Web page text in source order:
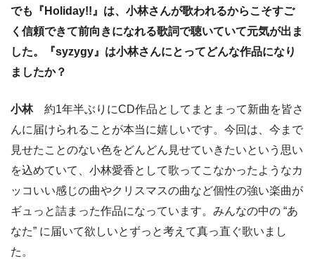
でも『Holiday!!』は、小林さんが歌われるからこそすご
く信頼できて前向きになれる歌詞で聴いていて元気が出ま
した。『syzygy』は小林さんにとってどんな作品になり
ましたか？
小林約1年半ぶりにCD作品としてまとまって新曲を皆さ
んに届けられることが本当に嬉しいです。今回は、今まで
見せたことのない色をどんどん見せていきたいという思い
を込めていて、小林愛香として歌ってこなかったようなカ
ッコいい感じの曲やクリスマスの曲など個性の強い楽曲が
ギュっと詰まった作品になっています。みんなの中の “あ
なた” に届いて欲しいとずっと考えて真っ直ぐ歌いまし
た。